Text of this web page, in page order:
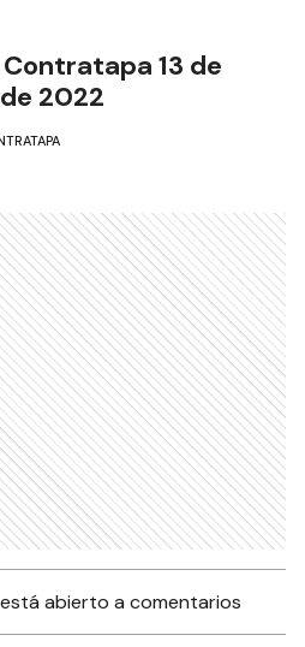
13 de
2022
abierto a comentarios